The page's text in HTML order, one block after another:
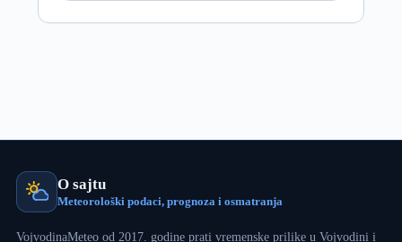
O sajtu
Meteorološki podaci, prognoza i osmatranja
VojvodinaMeteo od 2017. godine prati vremenske prilike u Vojvodini i